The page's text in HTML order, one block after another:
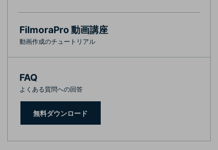
FilmoraPro 動画講座
動画作成のチュートリアル
FAQ
よくある質問への回答
無料ダウンロード